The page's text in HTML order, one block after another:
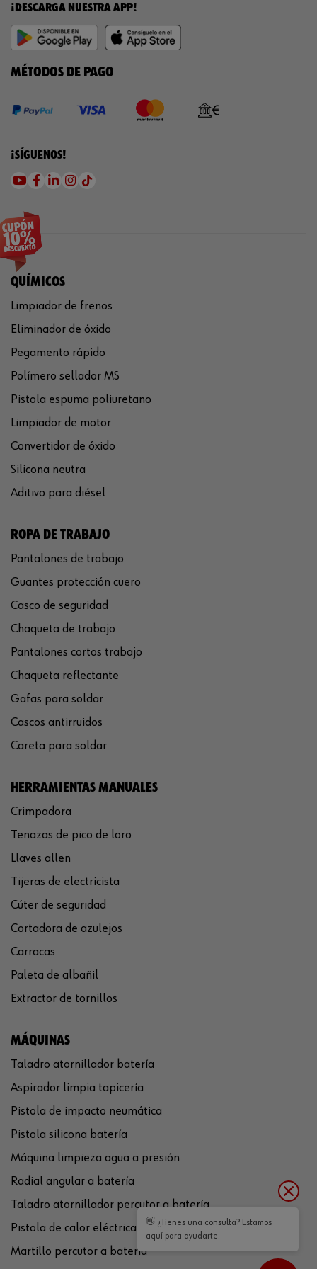
¡DESCARGA NUESTRA APP!
MÉTODOS DE PAGO
¡SÍGUENOS!
QUÍMICOS
Limpiador de frenos
Eliminador de óxido
Pegamento rápido
Polímero sellador MS
Pistola espuma poliuretano
Limpiador de motor
Convertidor de óxido
Silicona neutra
Aditivo para diésel
ROPA DE TRABAJO
Pantalones de trabajo
Guantes protección cuero
Casco de seguridad
Chaqueta de trabajo
Pantalones cortos trabajo
Chaqueta reflectante
Gafas para soldar
Cascos antirruidos
Careta para soldar
HERRAMIENTAS MANUALES
Crimpadora
Tenazas de pico de loro
Llaves allen
Tijeras de electricista
Cúter de seguridad
Cortadora de azulejos
Carracas
Paleta de albañil
Extractor de tornillos
MÁQUINAS
Taladro atornillador batería
Aspirador limpia tapicería
Pistola de impacto neumática
Pistola silicona batería
Máquina limpieza agua a presión
Radial angular a batería
Taladro atornillador percutor a batería
Pistola de calor eléctrica
Martillo percutor a batería
👋 ¿Tienes una consulta? Estamos
aquí para ayudarte.